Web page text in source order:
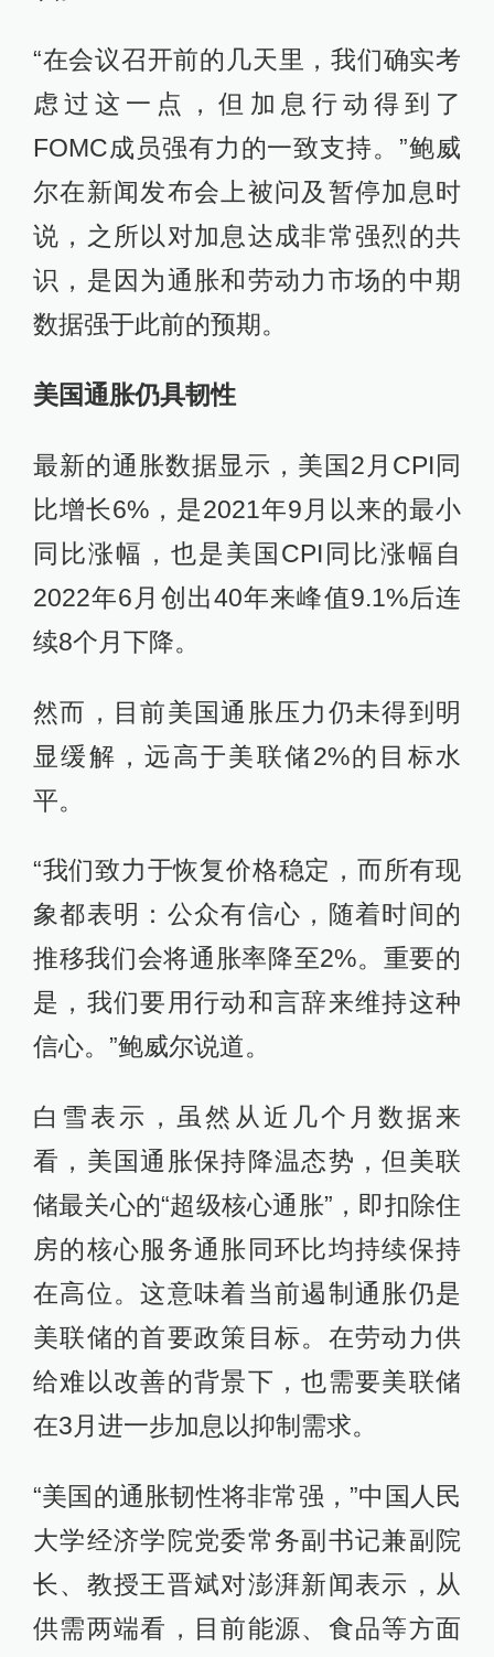
“在会议召开前的几天里，我们确实考
虑过这一点，但加息行动得到了
FOMC成员强有力的一致支持。”鲍威
尔在新闻发布会上被问及暂停加息时
说，之所以对加息达成非常强烈的共
识，是因为通胀和劳动力市场的中期
数据强于此前的预期。
美国通胀仍具韧性
最新的通胀数据显示，美国2月CPI同
比增长6%，是2021年9月以来的最小
同比涨幅，也是美国CPI同比涨幅自
2022年6月创出40年来峰值9.1%后连
续8个月下降。
然而，目前美国通胀压力仍未得到明
显缓解，远高于美联储2%的目标水
平。
“我们致力于恢复价格稳定，而所有现
象都表明：公众有信心，随着时间的
推移我们会将通胀率降至2%。重要的
是，我们要用行动和言辞来维持这种
信心。”鲍威尔说道。
白雪表示，虽然从近几个月数据来
看，美国通胀保持降温态势，但美联
储最关心的“超级核心通胀”，即扣除住
房的核心服务通胀同环比均持续保持
在高位。这意味着当前遏制通胀仍是
美联储的首要政策目标。在劳动力供
给难以改善的背景下，也需要美联储
在3月进一步加息以抑制需求。
“美国的通胀韧性将非常强，”中国人民
大学经济学院党委常务副书记兼副院
长、教授王晋斌对澎湃新闻表示，从
供需两端看，目前能源、食品等方面